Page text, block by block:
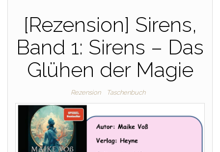
[Rezension] Sirens,
Band 1: Sirens – Das
Glühen der Magie
Rezension Taschenbuch